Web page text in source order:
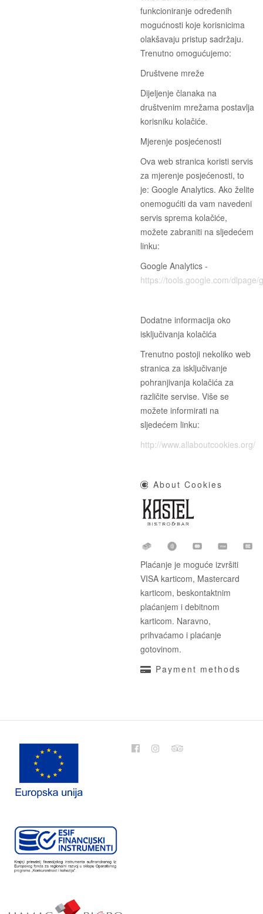
funkcioniranje određenih
mogućnosti koje korisnicima
olakšavaju pristup sadržaju.
Trenutno omogućujemo:
Društvene mreže
Dijeljenje članaka na
društvenim mrežama postavlja
korisniku kolačiće.
Mjerenje posjećenosti
Ova web stranica koristi servis
za mjerenje posjećenosti, to
je: Google Analytics. Ako želite
onemogućiti da vam navedeni
servis sprema kolačiće,
možete zabraniti na sljedećem
linku:
Google Analytics -
https://tools.google.com/dlpage/
Dodatne informacija oko
isključivanja kolačića
Trenutno postoji nekoliko web
stranica za isključivanje
pohranjivanja kolačića za
različite servise. Više se
možete informirati na
sljedećem linku:
http://www.allaboutcookies.org/
About Cookies
Plaćanje je moguće izvršiti
VISA karticom, Mastercard
karticom, beskontaktnim
plaćanjem i debitnom
karticom. Naravno,
prihvaćamo i plaćanje
gotovinom.
Payment methods